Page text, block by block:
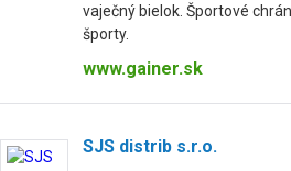
vaječný bielok. Športové
športy.
www.gainer.sk
SJS distrib s.r.o.